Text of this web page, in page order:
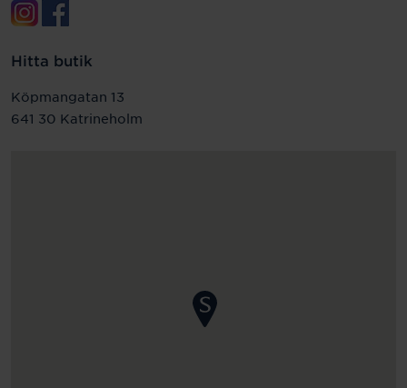
Hitta butik
Köpmangatan 13
641 30 Katrineholm